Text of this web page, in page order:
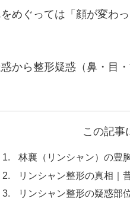
めぐっては「顔が変わ
から整形疑惑（鼻・目
この記事
林襄（リンシャン）の豊
リンシャン整形の真相｜
リンシャン整形の疑惑部